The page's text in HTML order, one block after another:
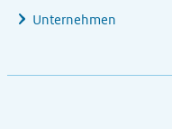
Unternehmen